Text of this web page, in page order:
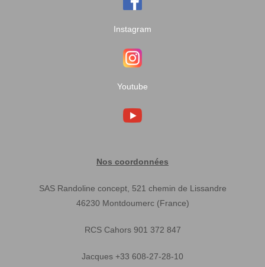
Instagram
Youtube
Nos coordonnées
SAS Randoline concept, 521 chemin de Lissandre
46230 Montdoumerc (France)
RCS Cahors 901 372 847
Jacques +33 608-27-28-10